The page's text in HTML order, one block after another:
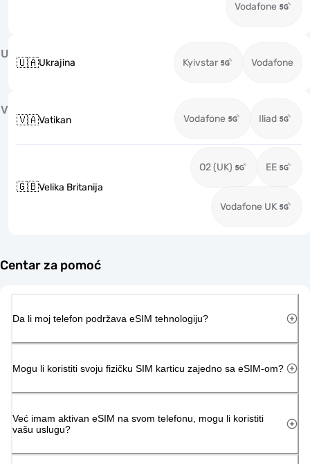
Vodafone
U
🇺🇦Ukrajina Kyivstar Vodafone
V
🇻🇦Vatikan Vodafone Iliad
🇬🇧Velika Britanija
O2 (UK) EE
Vodafone UK
Centar za pomoć
Da li moj telefon podržava eSIM tehnologiju?
Mogu li koristiti svoju fizičku SIM karticu zajedno sa eSIM-om?
Već imam aktivan eSIM na svom telefonu, mogu li koristiti
vašu uslugu?